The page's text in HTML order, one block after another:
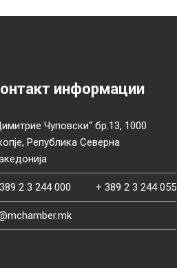
информации
Чуповски“ бр.13, 1000
Република Северна
2 3 244 000 + 389 2 3 244 055